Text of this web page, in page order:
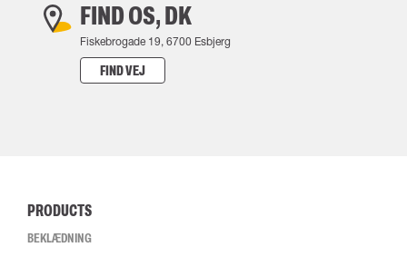
FIND OS, DK
Fiskebrogade 19, 6700 Esbjerg
FIND VEJ
PRODUCTS
BEKLÆDNING